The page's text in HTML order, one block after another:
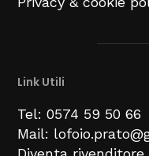
Link Utili
Tel: 0574 59 50 66
Mail: